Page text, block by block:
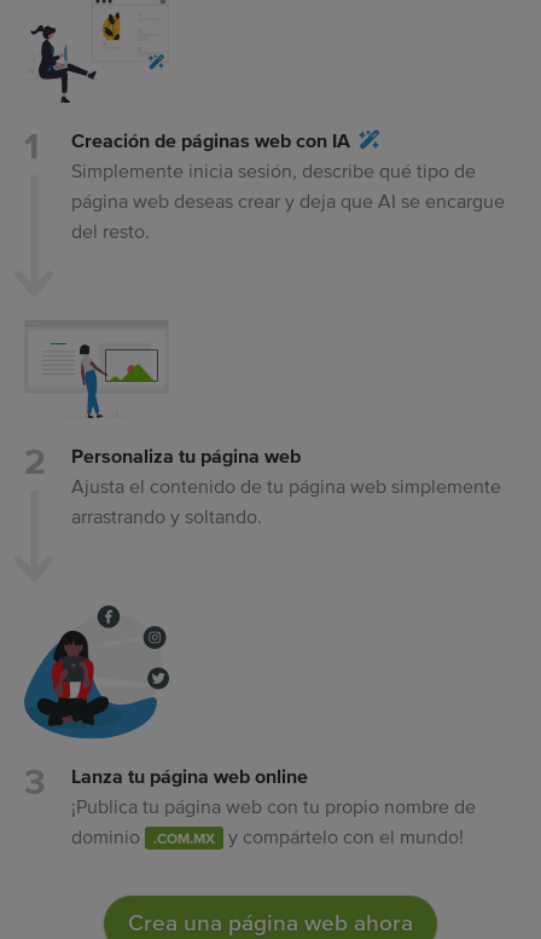
Creación de páginas web con IA
Simplemente inicia sesión, describe qué tipo de
página web deseas crear y deja que AI se encargue
del resto.
Personaliza tu página web
Ajusta el contenido de tu página web simplemente
arrastrando y soltando.
Lanza tu página web online
¡Publica tu página web con tu propio nombre de
dominio
.COM.MX y compártelo con el mundo!
Crea una página web ahora